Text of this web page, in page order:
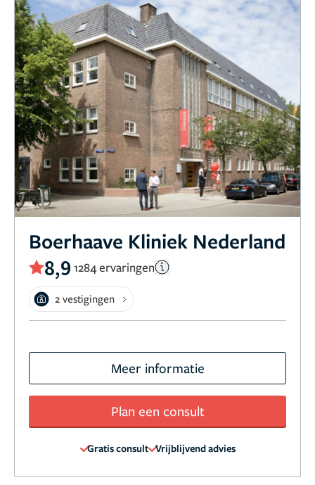
Boerhaave Kliniek Nederland
8,9 1284 ervaringen
2 vestigingen
Meer informatie
Plan een consult
Gratis consult Vrijblijvend advies